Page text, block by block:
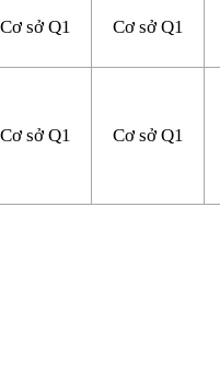
Cơ sở Q1 Cơ sở Q1
Cơ sở Q1 Cơ sở Q1